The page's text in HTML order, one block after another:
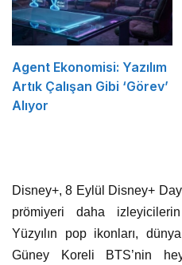
Agent Ekonomisi: Yazılım
Artık Çalışan Gibi ‘Görev’
Alıyor
Disney+, 8 Eylül Disney+
prömiyeri daha
Yüzyılın pop ikonları,
Güney Koreli BTS’nin